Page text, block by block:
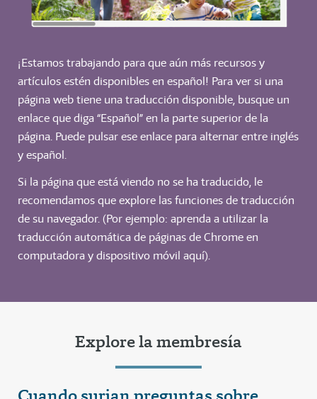
¡Estamos trabajando para que aún más recursos y
artículos estén disponibles en español! Para ver si una
página web tiene una traducción disponible, busque un
enlace que diga “Español” en la parte superior de la
página. Puede pulsar ese enlace para alternar entre inglés
y español.
Si la página que está viendo no se ha traducido, le
recomendamos que explore las funciones de traducción
de su navegador. (Por ejemplo: aprenda a utilizar la
traducción automática de páginas de Chrome en
computadora y dispositivo móvil aquí).
Explore la membresía